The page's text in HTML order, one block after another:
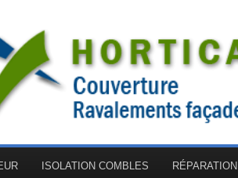
ISOLATION COMBLES